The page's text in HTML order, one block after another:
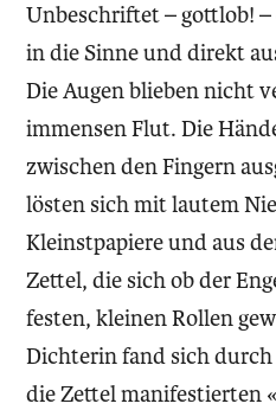
Unbeschriftet – gottlob!
in die Sinne und direkt
Die Augen blieben nicht
immensen Flut. Die
zwischen den Fingern
lösten sich mit lautem
Kleinstpapiere und aus
Zettel, die sich ob der
festen, kleinen Rollen
Dichterin fand sich
die Zettel manifestierten